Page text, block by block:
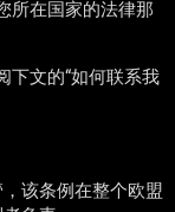
所在国家的法律那
下文的“如何联系我
该条例在整个欧盟